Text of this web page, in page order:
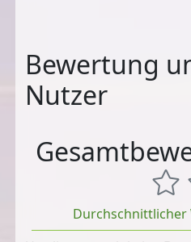
Bewertung
Nutzer
Durchschnittlicher